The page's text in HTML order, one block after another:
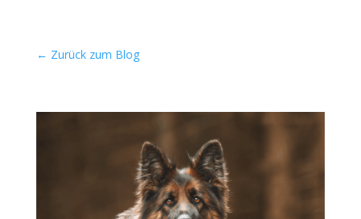
← Zurück zum Blog